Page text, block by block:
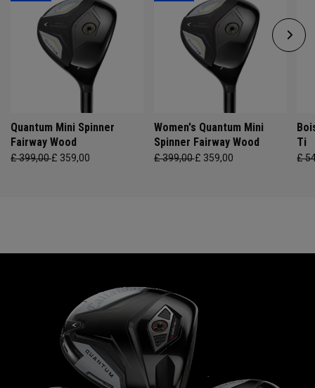
Quantum Mini Spinner
Fairway Wood
£ 399,00£ 359,00
Women's Quantum Mini
Spinner Fairway Wood
£ 399,00£ 359,00
Ti
£